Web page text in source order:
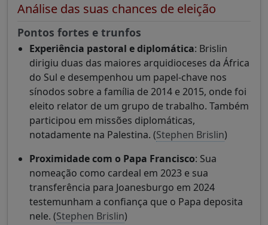
Análise das suas chances de eleição
Pontos fortes e trunfos
Experiência pastoral e diplomática: Brislin
dirigiu duas das maiores arquidioceses da África
do Sul e desempenhou um papel-chave nos
sínodos sobre a família de 2014 e 2015, onde foi
eleito relator de um grupo de trabalho. Também
participou em missões diplomáticas,
notadamente na Palestina. (Stephen Brislin)
Proximidade com o Papa Francisco: Sua
nomeação como cardeal em 2023 e sua
transferência para Joanesburgo em 2024
testemunham a confiança que o Papa deposita
nele. (Stephen Brislin)